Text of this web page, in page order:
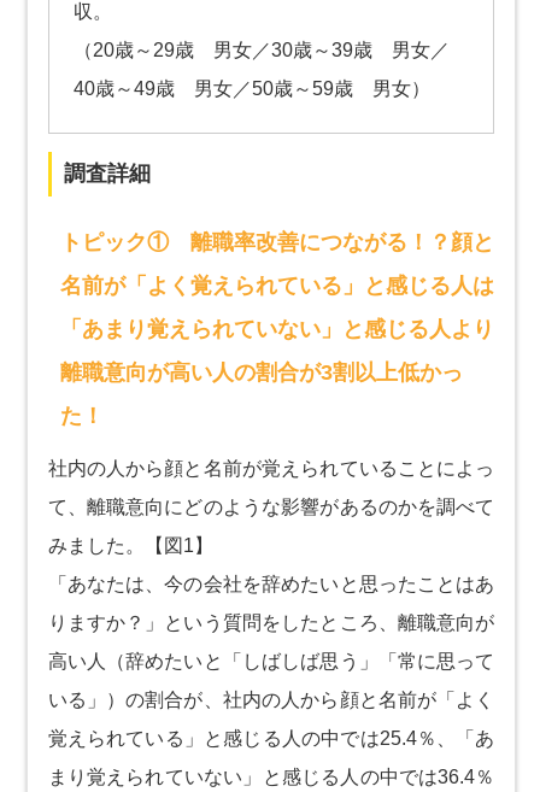
収。
（20歳～29歳 男女／30歳～39歳 男女／
40歳～49歳 男女／50歳～59歳 男女）
調査詳細
トピック① 離職率改善につながる！？顔と
名前が「よく覚えられている」と感じる人は
「あまり覚えられていない」と感じる人より
離職意向が高い人の割合が3割以上低かっ
た！
社内の人から顔と名前が覚えられていることによっ
て、離職意向にどのような影響があるのかを調べて
みました。【図1】
「あなたは、今の会社を辞めたいと思ったことはあ
りますか？」という質問をしたところ、離職意向が
高い人（辞めたいと「しばしば思う」「常に思って
いる」）の割合が、社内の人から顔と名前が「よく
覚えられている」と感じる人の中では25.4％、「あ
まり覚えられていない」と感じる人の中では36.4％